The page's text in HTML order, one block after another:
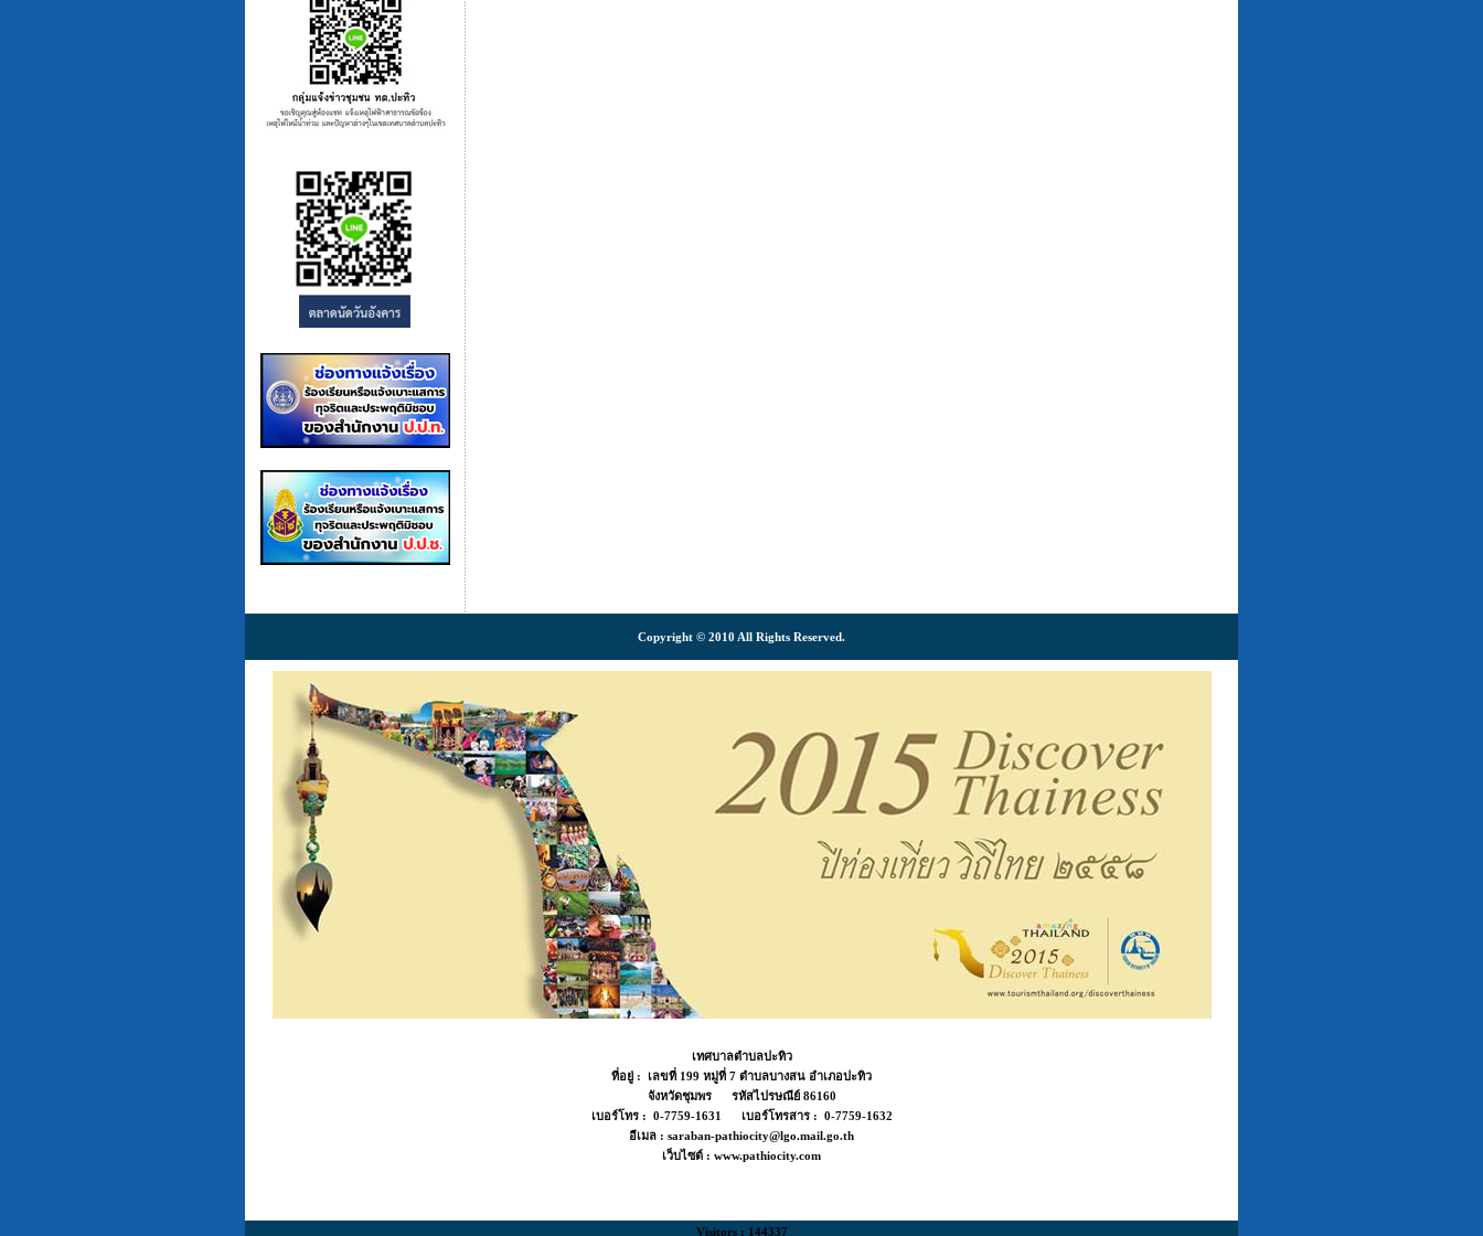
Copyright © 2010 All Rights Reserved.
เทศบาลตำบลปะทิว
ที่อยู่ : เลขที่ 199 หมู่ที่ 7 ตำบลบางสน อำเภอปะทิว
จังหวัดชุมพร รหัสไปรษณีย์ 86160
เบอร์โทร : 0-7759-1631 เบอร์โทรสาร : 0-7759-1632
อีเมล : saraban-pathiocity@lgo.mail.go.th
เว็บไซต์ : www.pathiocity.com
Visitors : 144337